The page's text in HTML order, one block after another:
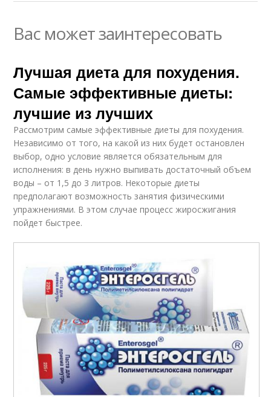
Вас может заинтересовать
Лучшая диета для похудения.
Самые эффективные диеты:
лучшие из лучших
Рассмотрим самые эффективные диеты для похудения.
Независимо от того, на какой из них будет остановлен
выбор, одно условие является обязательным для
исполнения: в день нужно выпивать достаточный объем
воды – от 1,5 до 3 литров. Некоторые диеты
предполагают возможность занятия физическими
упражнениями. В этом случае процесс жиросжигания
пойдет быстрее.